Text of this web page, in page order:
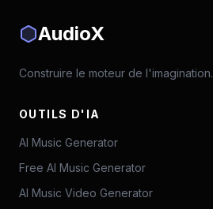
AudioX
Construire le moteur de l'imagination.
OUTILS D'IA
AI Music Generator
Free AI Music Generator
AI Music Video Generator